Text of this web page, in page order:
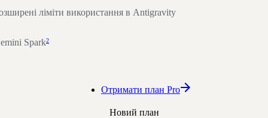
ліміти використання в Antigravity
Spark2
Отримати план Pro
Новий план